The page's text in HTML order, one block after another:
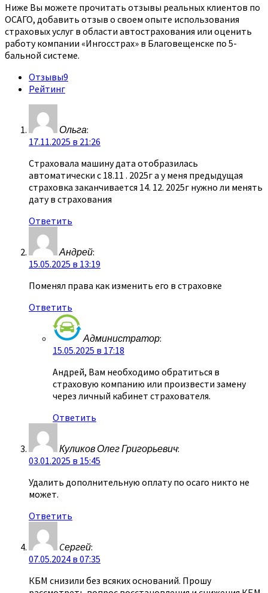
Ниже Вы можете прочитать отзывы реальных клиентов по
ОСАГО, добавить отзыв о своем опыте использования
страховых услуг в области автострахования или оценить
работу компании «Ингосстрах» в Благовещенске по 5-
бальной системе.
Отзывы9
Рейтинг
Ольга:
17.11.2025 в 21:26
Страховала машину дата отобразилась
автоматически с 18.11 . 2025г а у меня предыдущая
страховка заканчивается 14. 12. 2025г нужно ли менять
дату в страхования
Ответить
Андрей:
15.05.2025 в 13:19
Поменял права как изменить его в страховке
Ответить
Администратор:
15.05.2025 в 17:18
Андрей, Вам необходимо обратиться в
страховую компанию или произвести замену
через личный кабинет страхователя.
Ответить
Куликов Олег Григорьевич:
03.01.2025 в 15:45
Удалить дополнительную оплату по осаго никто не
может.
Ответить
Cергей:
07.05.2024 в 07:35
КБМ снизили без всяких оснований. Прошу